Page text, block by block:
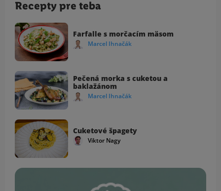
Recepty pre teba
Farfalle s morčacím mäsom
Marcel Ihnačák
Pečená morka s cuketou a
baklažánom
Marcel Ihnačák
Cuketové špagety
Viktor Nagy